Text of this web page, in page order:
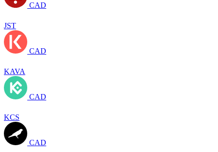
CAD
JST
CAD
KAVA
CAD
KCS
CAD